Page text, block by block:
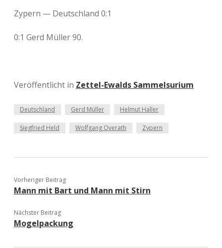
Zypern — Deutschland 0:1
0:1 Gerd Müller 90.
Veröffentlicht in Zettel-Ewalds Sammelsurium
Deutschland Gerd Müller Helmut Haller
Siegfried Held Wolfgang Overath Zypern
Vorheriger Beitrag
Mann mit Bart und Mann mit Stirn
Nächster Beitrag
Mogelpackung